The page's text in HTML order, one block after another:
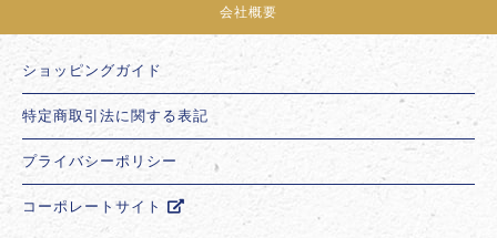
会社概要
ショッピングガイド
特定商取引法に関する表記
プライバシーポリシー
コーポレートサイト